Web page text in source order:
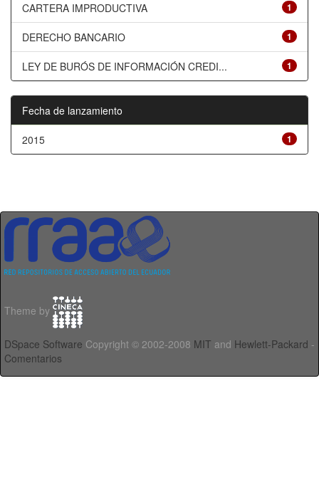
1
CARTERA IMPRODUCTIVA
1
DERECHO BANCARIO
1
LEY DE BURÓS DE INFORMACIÓN CREDI...
Fecha de lanzamiento
1
2015
Theme by
DSpace Software Copyright © 2002-2008 MIT and Hewlett-Packard -
Comentarios